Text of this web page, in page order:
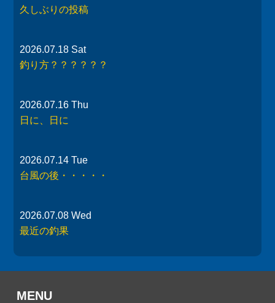
久しぶりの投稿
2026.07.18 Sat
釣り方？？？？？？
2026.07.16 Thu
日に、日に
2026.07.14 Tue
台風の後・・・・・
2026.07.08 Wed
最近の釣果
MENU